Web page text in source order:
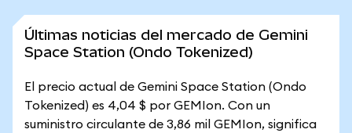
Últimas noticias del mercado de Gemini
Space Station (Ondo Tokenized)
El precio actual de Gemini Space Station (Ondo
Tokenized) es 4,04 $ por GEMIon. Con un
suministro circulante de 3,86 mil GEMIon, significa